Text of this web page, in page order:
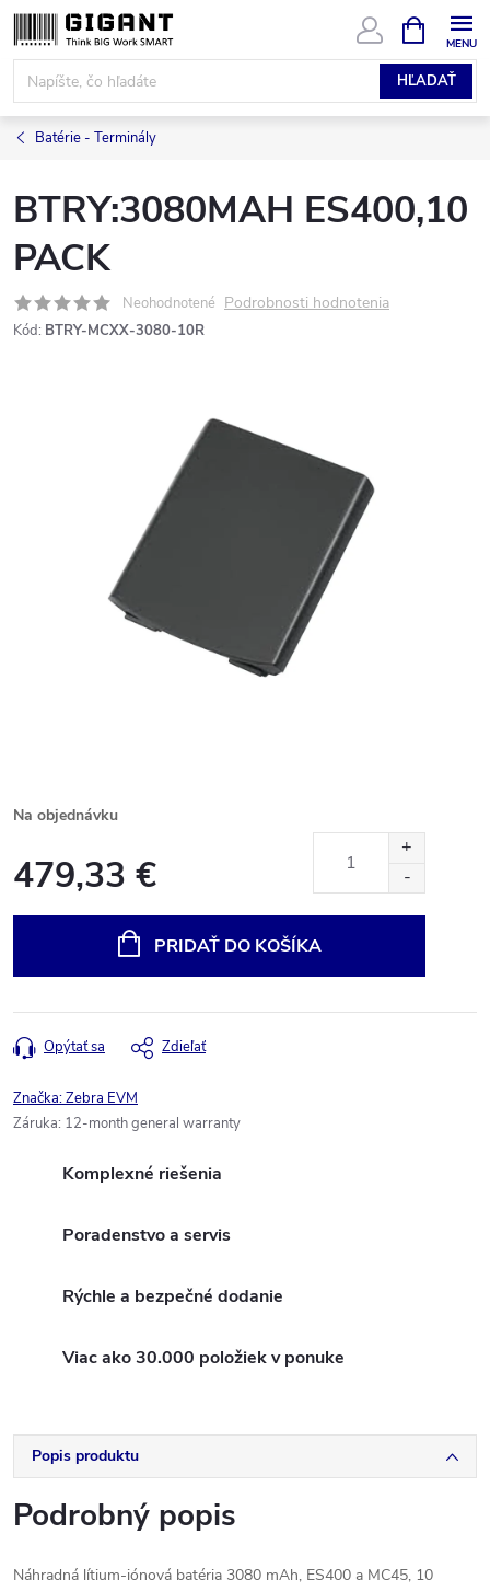
Prejsť
na
obsah
HĽADAŤ
KOŠÍK
Batérie - Terminály
BTRY:3080MAH ES400,10
PACK
Neohodnotené Podrobnosti hodnotenia
Kód: BTRY-MCXX-3080-10R
Na objednávku
479,33 €
PRIDAŤ DO KOŠÍKA
Opýtať sa Zdieľať
Značka:Zebra EVM
Záruka: 12-month general warranty
Komplexné riešenia
Poradenstvo a servis
Rýchle a bezpečné dodanie
Viac ako 30.000 položiek v ponuke
Popis produktu
Podrobný popis
Náhradná lítium-iónová batéria 3080 mAh, ES400 a MC45, 10